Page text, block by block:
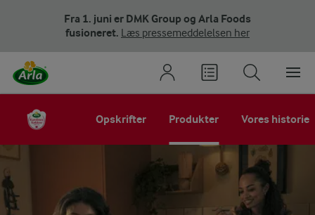
Fra 1. juni er DMK Group og Arla Foods
fusioneret. Læs pressemeddelelsen her
Opskrifter Produkter Vores historie